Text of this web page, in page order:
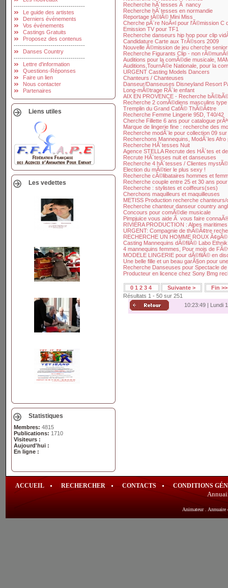
-----------------------------------
Le guide des artistes
Derniers événements
Vos événements
Castings Gratuits
Proposez des contenus
-----------------------------------
Danses Country
-----------------------------------
Lettre d'information
Questions-Réponses
Faire un lien
Nous contacter
Partenaires
Liens utiles
Les vedettes
Statistiques
Membres: 4815
Publications: 1710
Visiteurs :
Aujourd'hui :
En ligne :
Recherche hÃ´tesses Ã nancy
Recherche hÃ´tesses en normandie
Reportage tÃ©lÃ© Mini Miss
Cherche pÃ¨re NoÃ«l pour l'Ã©mission C
Emission TV pour TF1
Recherche danseurs hip hop pour clip
Candidature Carte aux TrÃ©sors 2009
Nouvelle Ã©mission de jeu cherche
Recherche Figurants Clip - non
Auditions pour la comÃ©die musicale,
Auditions,TournÃ©e Nationale, pour la
URGENT Casting Models Dancers
Chanteurs / Chanteuses
Danseur/Danseuses Disneyland Resort
Long-mÃ©trage RÃ´le enfant
AIX EN PROVENCE - Recherche
Recherche 2 comÃ©diens masculins type
Tremplin du Grand CafÃ© ThÃ©Ã¢tre
Recherche Femme Lingerie 95D, T40/42
Cherche Fillette 6 ans pour catalogue
Marque de lingerie fine : recherche des
Recherche modÃ¨le pour collection 09
Recherchons Mannequins, ModÃ¨les
Recherche HÃ´tesses Nuit
Agence STELLA Recrute des HÃ´tes et
Recrute HÃ´tesses nuit et danseuses
Recherche 4 hÃ´tesses / Clientes
Election du mÃ©tier le plus sexy !
Recherche cÃ©libataires hommes et
Recherche couple entre 25 et 30 ans
Recherche : stylistes et coiffeurs(ses)
Cherchons maquilleurs et maquilleuses
METISS Production recherche
Recherche chanteur danseur country
Concours pour comÃ©die musicale
Pimpjuice vous aide Ã vous faire
RIVIERA PRODUCTION : Alpes
URGENT: Compagnie de thÃ©Ã¢tre
RECHERCHE UN HOMME ROUX
Casting Mannequins dÃ©filÃ© Labo
4 mannequins femmes, Pour mois de
MODELE LINGERIE pour dÃ©filÃ© en
Une belle fille et un beau garÃ§on pour
Recherche Danseuses pour Spectacle
Producteur en licence chez Sony Bmg
0 1 2 3 4 Suivante >
Fin >>
Résultats 1 - 50 sur 251
10:23:49 | Lundi
ACCUEIL RECHERCHER CONTACTS CONDITIONS
Animateur. Annuaire